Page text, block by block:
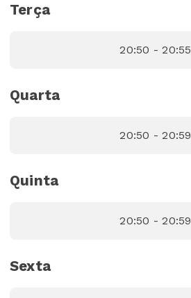
Terça
20:50 - 20:55
Quarta
20:50 - 20:59
Quinta
20:50 - 20:59
Sexta